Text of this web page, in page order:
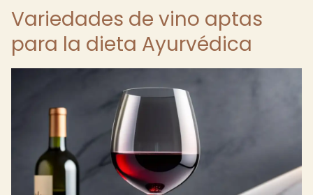
Variedades de vino aptas
para la dieta Ayurvédica